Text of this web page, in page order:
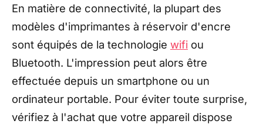
En matière de connectivité, la plupart des
modèles d'imprimantes à réservoir d'encre
sont équipés de la technologie wifi ou
Bluetooth. L'impression peut alors être
effectuée depuis un smartphone ou un
ordinateur portable. Pour éviter toute surprise,
vérifiez à l'achat que votre appareil dispose